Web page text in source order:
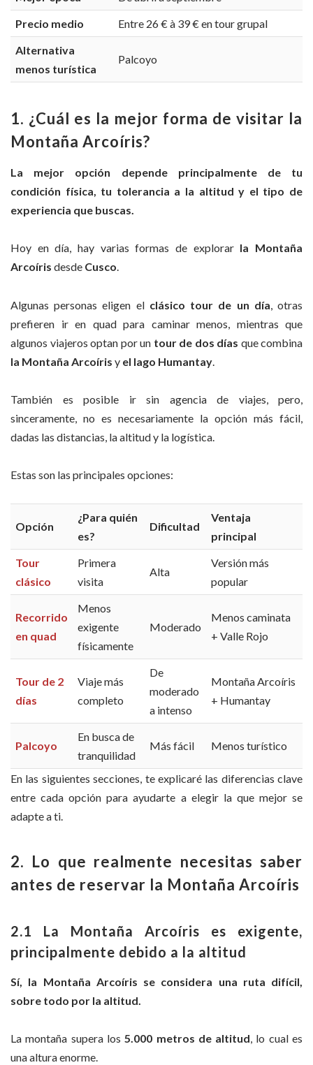
Precio medio
Entre 26 € à 39 € en tour grupal
Alternativa
menos turística
Palcoyo
1. ¿Cuál es la mejor forma de visitar la
Montaña Arcoíris?
La mejor opción depende principalmente de tu
condición física, tu tolerancia a la altitud y el tipo de
experiencia que buscas.
Hoy en día, hay varias formas de explorar la Montaña
Arcoíris desde Cusco.
Algunas personas eligen el clásico tour de un día , otras
prefieren ir en quad para caminar menos, mientras que
algunos viajeros optan por un tour de dos días que combina
la Montaña Arcoíris y el lago Humantay
También es posible ir sin agencia de viajes, pero,
sinceramente, no es necesariamente la opción más fácil,
dadas las distancias, la altitud y la logística.
Estas son las principales opciones:
Opción
¿Para quién
es?
Dificultad
Ventaja
principal
Tour
clásico
Primera
visita
Alta
Versión más
popular
Recorrido
en quad
Menos
exigente
físicamente
Moderado
Menos caminata
+ Valle Rojo
Tour de 2
días
Viaje más
completo
De
moderado
a intenso
Montaña Arcoíris
+ Humantay
Palcoyo
En busca de
tranquilidad
Más fácil Menos turístico
En las siguientes secciones, te explicaré las diferencias clave
entre cada opción para ayudarte a elegir la que mejor se
adapte a ti.
2. Lo que realmente necesitas saber
antes de reservar la Montaña Arcoíris
2.1 La Montaña Arcoíris es exigente,
principalmente debido a la altitud
Sí, la Montaña Arcoíris se considera una ruta difícil,
sobre todo por la altitud.
La montaña supera los5.000 metros de altitud, lo cual es
una altura enorme.